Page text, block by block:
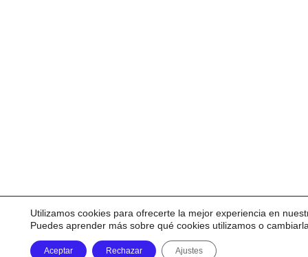
Utilizamos cookies para ofrecerte la mejor experiencia en
Puedes aprender más sobre qué cookies utilizamos o
Aceptar Rechazar Ajustes